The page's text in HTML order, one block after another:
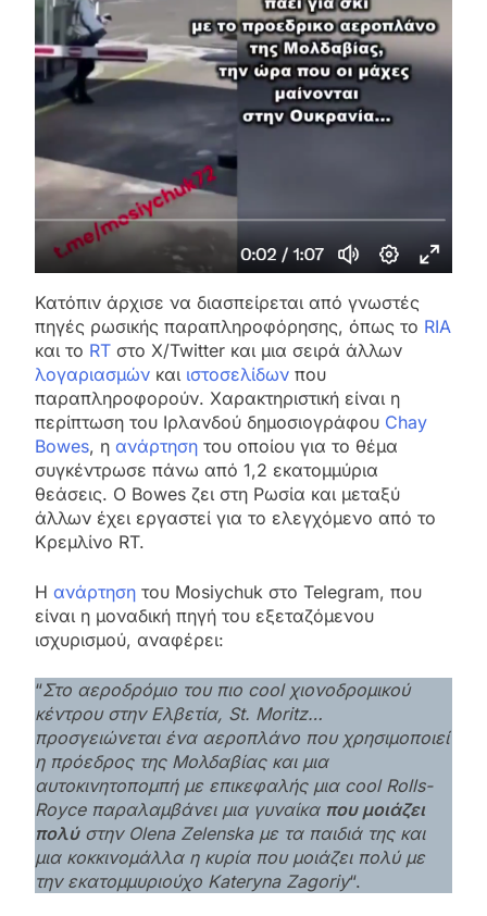
Κατόπιν άρχισε να διασπείρεται από γνωστές
πηγές ρωσικής παραπληροφόρησης, όπως το RIA
και το RT στο X/Twitter και μια σειρά άλλων
λογαριασμών και ιστοσελίδων που
παραπληροφορούν. Χαρακτηριστική είναι η
περίπτωση του Ιρλανδού δημοσιογράφου Chay
Bowes, η ανάρτηση του οποίου για το θέμα
συγκέντρωσε πάνω από 1,2 εκατομμύρια
θεάσεις. Ο Bowes ζει στη Ρωσία και μεταξύ
άλλων έχει εργαστεί για το ελεγχόμενο από το
Κρεμλίνο RT.
Η ανάρτηση του Mosiychuk στο Telegram, που
είναι η μοναδική πηγή του εξεταζόμενου
ισχυρισμού, αναφέρει:
“Στο αεροδρόμιο του πιο cool χιονοδρομικού
κέντρου στην Ελβετία, St. Moritz…
προσγειώνεται ένα αεροπλάνο που χρησιμοποιεί
η πρόεδρος της Μολδαβίας και μια
αυτοκινητοπομπή με επικεφαλής μια cool Rolls-
Royce παραλαμβάνει μια γυναίκα που μοιάζει
πολύστην Olena Zelenska με τα παιδιά της και
μια κοκκινομάλλα η κυρία που μοιάζει πολύ με
την εκατομμυριούχο Kateryna Zagoriy“.